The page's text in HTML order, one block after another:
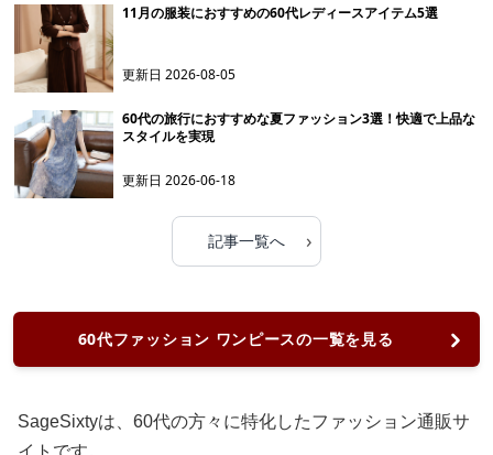
11月の服装におすすめの60代レディースアイテム5選
更新日2026-08-05
60代の旅行におすすめな夏ファッション3選！快適で上品な
スタイルを実現
更新日2026-06-18
記事一覧へ ›
60代ファッション ワンピースの一覧を見る
SageSixtyは、60代の方々に特化したファッション通販サ
イトです。